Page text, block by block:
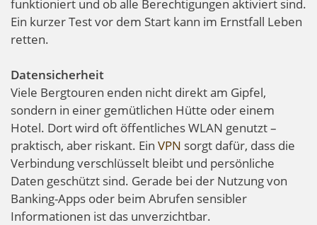
funktioniert und ob alle Berechtigungen aktiviert sind.
Ein kurzer Test vor dem Start kann im Ernstfall Leben
retten.
Datensicherheit
Viele Bergtouren enden nicht direkt am Gipfel,
sondern in einer gemütlichen Hütte oder einem
Hotel. Dort wird oft öffentliches WLAN genutzt –
praktisch, aber riskant. Ein VPN sorgt dafür, dass die
Verbindung verschlüsselt bleibt und persönliche
Daten geschützt sind. Gerade bei der Nutzung von
Banking-Apps oder beim Abrufen sensibler
Informationen ist das unverzichtbar.